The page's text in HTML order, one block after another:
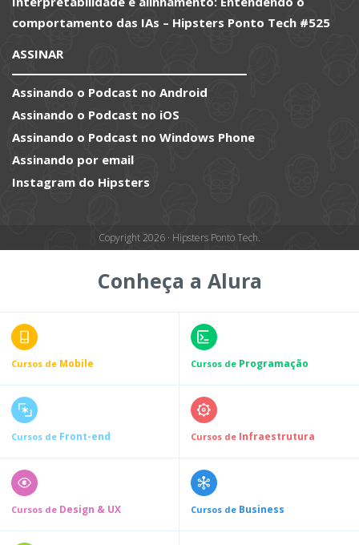
comportamento das IAs – Hipsters Ponto Tech #525
ASSINAR
Assinando o Podcast no Android
Assinando o Podcast no iOS
Assinando o Podcast no Windows Phone
Assinando por email
Instagram do Hipsters
Copyright 2026 · Hipsters Ponto Tech.
Conheça a Alura
Cursos de Mobile Cursos de Programação
Cursos de Front-end Cursos de Infraestrutura
Cursos de Design & UX Cursos de Business